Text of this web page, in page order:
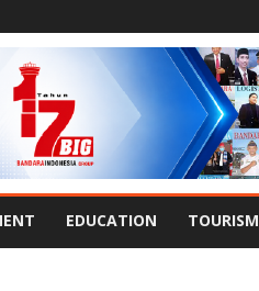
EDUCATION TOURISM